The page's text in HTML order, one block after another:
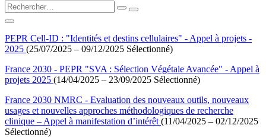
PEPR Cell-ID : "Identités et destins cellulaires" - Appel à projets -
2025 (25/07/2025 – 09/12/2025 Sélectionné)
France 2030 - PEPR "SVA : Sélection Végétale Avancée" - Appel à
projets 2025 (14/04/2025 – 23/09/2025 Sélectionné)
France 2030 NMRC - Evaluation des nouveaux outils, nouveaux
usages et nouvelles approches méthodologiques de recherche
clinique – Appel à manifestation d’intérêt (11/04/2025 – 02/12/2025
Sélectionné)